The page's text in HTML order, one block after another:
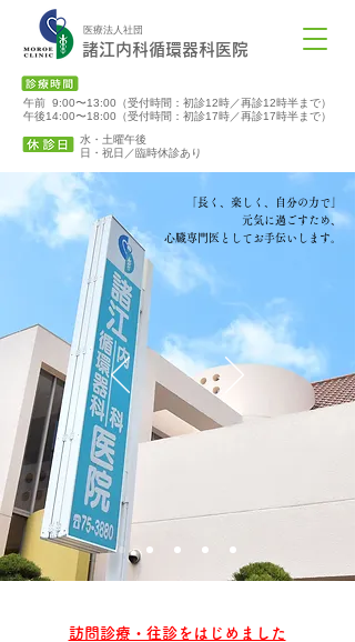
医療法人社団
諸江内科循環器科医院
午前 9:00〜13:00（受付時間：初診12時／再診12時半まで）
午後14:00〜18:00（受付時間：初診17時／再診17時半まで）
水・土曜午後
​日・祝日／臨時休診あり
「長く、楽しく、自分の力で」
元気に過ごすため、
心臓専門医としてお手伝いします。
訪問診療・往診をはじめました